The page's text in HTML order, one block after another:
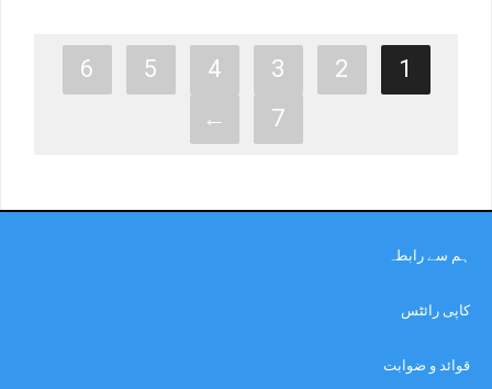
1
2
3
4
5
6
7
←
ہم سے رابطہ
کاپی رائٹس
قوائد و ضوابت